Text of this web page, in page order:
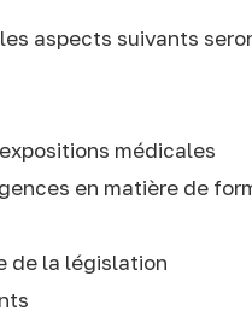
aspects suivants
médicales
en matière de
de la législation